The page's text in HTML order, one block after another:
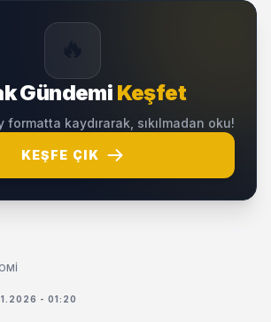
Gündemi Keşfet
formatta kaydırarak, sıkılmadan oku!
KEŞFE ÇIK
- 01:20